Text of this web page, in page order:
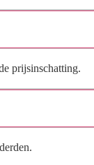
prijsinschatting.